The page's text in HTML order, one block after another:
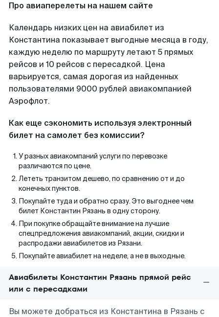
Про авиаперелеты на нашем сайте
Календарь низких цен на авиабилет из
Константина показывает выгодные месяца в году,
каждую неделю по маршруту летают 5 прямых
рейсов и 10 рейсов с пересадкой. Цена
варьируется, самая дорогая из найденных
пользователями 9000 рублей авиакомпанией
Аэрофлот.
Как еще сэкономить используя электронный
билет на самолет без комиссии?
У разных авиакомпаний услуги по перевозке
различаются по цене.
Лететь транзитом дешево, по сравнению от и до
конечных пунктов.
Покупайте туда и обратно сразу. Это выгоднее чем
билет Константин Рязань в одну сторону.
При покупке обращайте внимание на лучшие
спецпредложения авиакомпаний, акции, скидки и
распродажи авиабилетов из Рязани.
Покупайте авиабилет на неделе, а не в выходные.
Авиабилеты Константин Рязань прямой рейс
или с пересадками
Вы можете добраться из Константина в Рязань с